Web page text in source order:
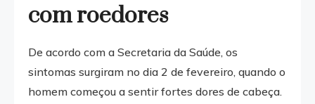
com roedores
De acordo com a Secretaria da Saúde, os
sintomas surgiram no dia 2 de fevereiro, quando o
homem começou a sentir fortes dores de cabeça.